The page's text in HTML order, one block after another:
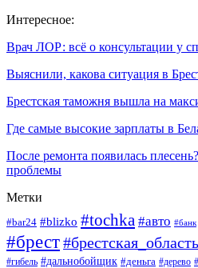
Интересное:
Врач ЛОР: всё о консультации у
Выяснили, какова ситуация в
Брестская таможня вышла на
Где самые высокие зарплаты в
После ремонта появилась
проблемы
Метки
#bar24 #blizko #tochka #авто #банк
#брест#брестская_область
#гибель #дальнобойщик #деньга #дерево